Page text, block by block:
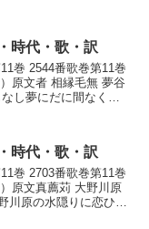
時代・歌・訳
巻 2544番歌巻第11巻
原文者 相縁毛無 夢谷
し夢にだに間なく見
時代・歌・訳
巻 2703番歌巻第11巻
原文真薦苅 大野川原
川原の水隠りに恋ひ来